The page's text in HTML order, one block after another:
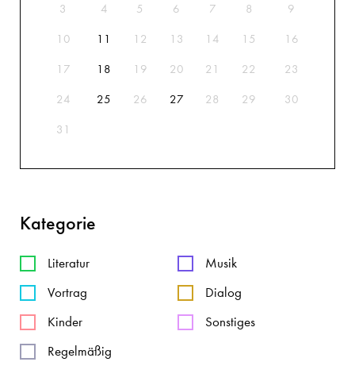
3 4 5 6 7 8 9
10 11 12 13 14 15 16
17 18 19 20 21 22 23
24 25 26 27 28 29 30
31
Kategorie
Literatur
Musik
Vortrag
Dialog
Kinder
Sonstiges
Regelmäßig